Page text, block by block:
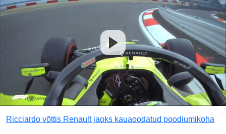
Ricciardo võttis Renault jaoks kauaoodatud poodiumikoha